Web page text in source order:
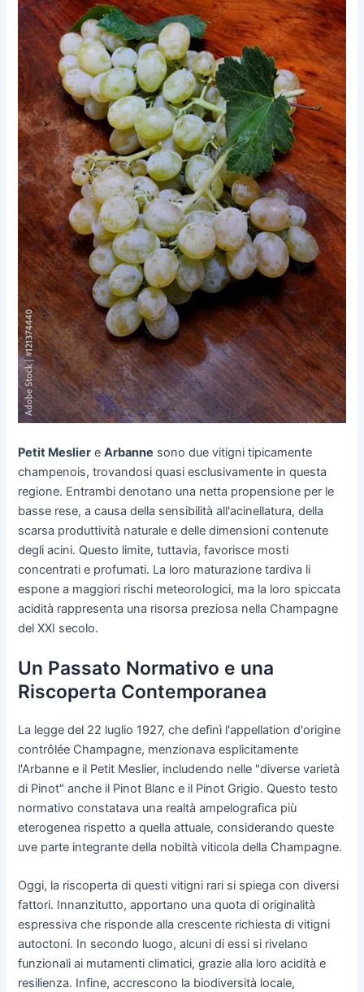
Petit Meslier eArbanne sono due vitigni tipicamente
champenois, trovandosi quasi esclusivamente in questa
regione. Entrambi denotano una netta propensione per le
basse rese, a causa della sensibilità all'acinellatura, della
scarsa produttività naturale e delle dimensioni contenute
degli acini. Questo limite, tuttavia, favorisce mosti
concentrati e profumati. La loro maturazione tardiva li
espone a maggiori rischi meteorologici, ma la loro spiccata
acidità rappresenta una risorsa preziosa nella Champagne
del XXI secolo.
Un Passato Normativo e una
Riscoperta Contemporanea
La legge del 22 luglio 1927, che definì l'appellation d'origine
contrôlée Champagne, menzionava esplicitamente
l'Arbanne e il Petit Meslier, includendo nelle "diverse varietà
di Pinot" anche il Pinot Blanc e il Pinot Grigio. Questo testo
normativo constatava una realtà ampelografica più
eterogenea rispetto a quella attuale, considerando queste
uve parte integrante della nobiltà viticola della Champagne.
Oggi, la riscoperta di questi vitigni rari si spiega con diversi
fattori. Innanzitutto, apportano una quota di originalità
espressiva che risponde alla crescente richiesta di vitigni
autoctoni. In secondo luogo, alcuni di essi si rivelano
funzionali ai mutamenti climatici, grazie alla loro acidità e
resilienza. Infine, accrescono la biodiversità locale,